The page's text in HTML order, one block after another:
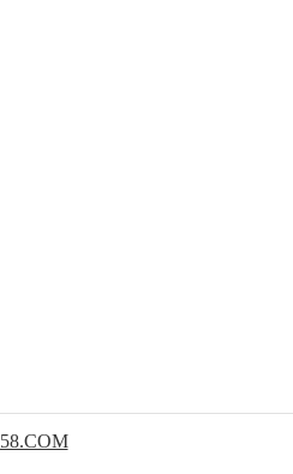
58.COM